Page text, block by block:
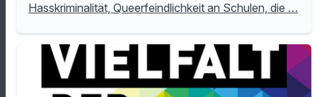
Hasskriminalität, Queerfeindlichkeit an Schulen, die …